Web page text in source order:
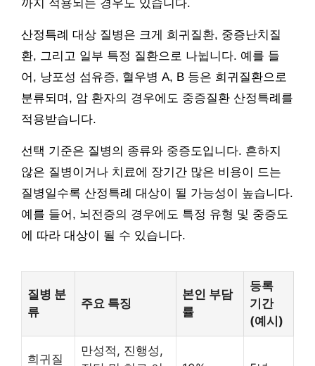
까지 적용되는 경우도 있습니다.
산정특례 대상 질병은 크게 희귀질환, 중증난치질
환, 그리고 일부 특정 질환으로 나뉩니다. 예를 들
어, 낭포성 섬유증, 혈우병 A, B 등은 희귀질환으로
분류되며, 암 환자의 경우에도 중증질환 산정특례를
적용받습니다.
선택 기준은 질병의 종류와 중증도입니다. 흔하지
않은 질병이거나 치료에 장기간 많은 비용이 드는
질병일수록 산정특례 대상이 될 가능성이 높습니다.
예를 들어, 뇌전증의 경우에도 특정 유형 및 중증도
에 따라 대상이 될 수 있습니다.
질병 분
류
주요 특징
본인 부담
률
등록
기간
(예시)
희귀질
만성적, 진행성,